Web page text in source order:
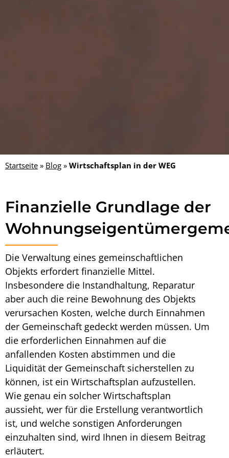
Startseite » Blog » Wirtschaftsplan in der WEG
Finanzielle Grundlage der
Die Verwaltung eines gemeinschaftlichen
Objekts erfordert finanzielle Mittel.
Insbesondere die Instandhaltung, Reparatur
aber auch die reine Bewohnung des Objekts
verursachen Kosten, welche durch Einnahmen
der Gemeinschaft gedeckt werden müssen. Um
die erforderlichen Einnahmen auf die
anfallenden Kosten abstimmen und die
Liquidität der Gemeinschaft sicherstellen zu
können, ist ein Wirtschaftsplan aufzustellen.
Wie genau ein solcher Wirtschaftsplan
aussieht, wer für die Erstellung verantwortlich
ist, und welche sonstigen Anforderungen
einzuhalten sind, wird Ihnen in diesem Beitrag
erläutert.